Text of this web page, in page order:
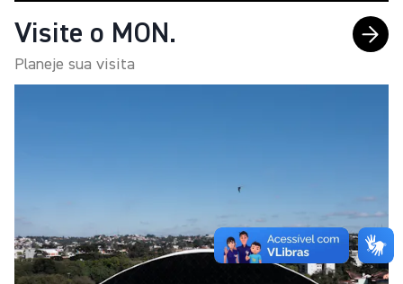
Visite o MON.
Planeje sua visita